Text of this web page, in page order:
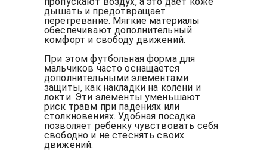
дышать и предотвращает
перегревание. Мягкие материалы
обеспечивают дополнительный
комфорт и свободу движений.
При этом футбольная форма для
мальчиков часто оснащается
дополнительными элементами
защиты, как накладки на колени и
локти. Эти элементы уменьшают
риск травм при падениях или
столкновениях. Удобная посадка
позволяет ребенку чувствовать себя
свободно и не стеснять своих
движений.